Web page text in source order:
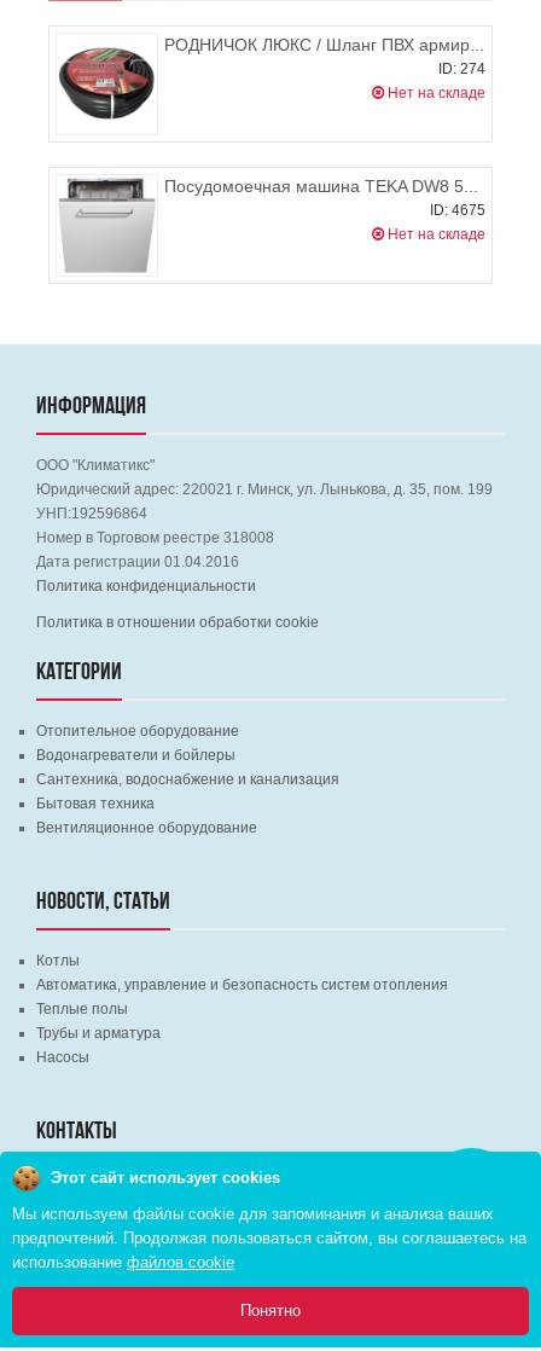
Главная Каталог Инфо Избранное Корзина:
РОДНИЧОК ЛЮКС / Шланг ПВХ армированный для полива 5/8" (15мм), черный
ID: 274
Нет на складе
Посудомоечная машина TEKA DW8 55 FI
ID: 4675
Нет на складе
ИНФОРМАЦИЯ
ООО "Климатикс"
Юридический адрес: 220021 г. Минск, ул. Лынькова, д. 35, пом. 199
УНП:192596864
Номер в Торговом реестре 318008
Дата регистрации 01.04.2016
Политика конфиденциальности
Политика в отношении обработки cookie
КАТЕГОРИИ
Отопительное оборудование
Водонагреватели и бойлеры
Сантехника, водоснабжение и канализация
Бытовая техника
Вентиляционное оборудование
НОВОСТИ, СТАТЬИ
Котлы
Автоматика, управление и безопасность систем отопления
Теплые полы
Трубы и арматура
Насосы
КОНТАКТЫ
г. Минск, ВЦ "Экспобел", строительный рынок, павильон № 8c
г. Минск, ул. М. Лынькова, д. 35, пом. 199
+375 (29) 110-46-46 (А1)
+375 (29) 373-90-16 (A1)
Этот сайт использует cookies
Мы используем файлы cookie для запоминания и анализа ваших
предпочтений. Продолжая пользоваться сайтом, вы соглашаетесь на
использование файлов cookie
Понятно